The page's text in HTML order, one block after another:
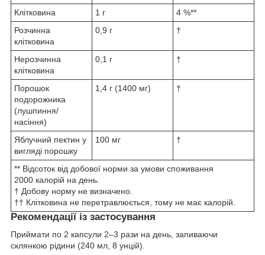
Клітковина
1 г
4 %**
Розчинна
клітковина
0,9 г †
Нерозчинна
клітковина
0,1 г †
Порошок
подорожника
(лушпиння/
насіння)
1,4 г (1400 мг) †
Яблучний пектин у
вигляді порошку
100 мг †
** Відсоток від добової норми за умови споживання
2000 калорій на день.
† Добову норму не визначено.
†† Клітковина не перетравлюється, тому не має калорій.
Рекомендації із застосування
Приймати по 2 капсули 2–3 рази на день, запиваючи
склянкою рідини (240 мл, 8 унцій).